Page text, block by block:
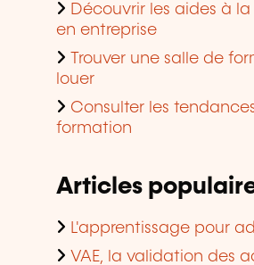
Découvrir les aides à
en entreprise
Trouver une salle de
louer
Consulter les
formation
Articles
L'apprentissage pour
VAE, la validation des